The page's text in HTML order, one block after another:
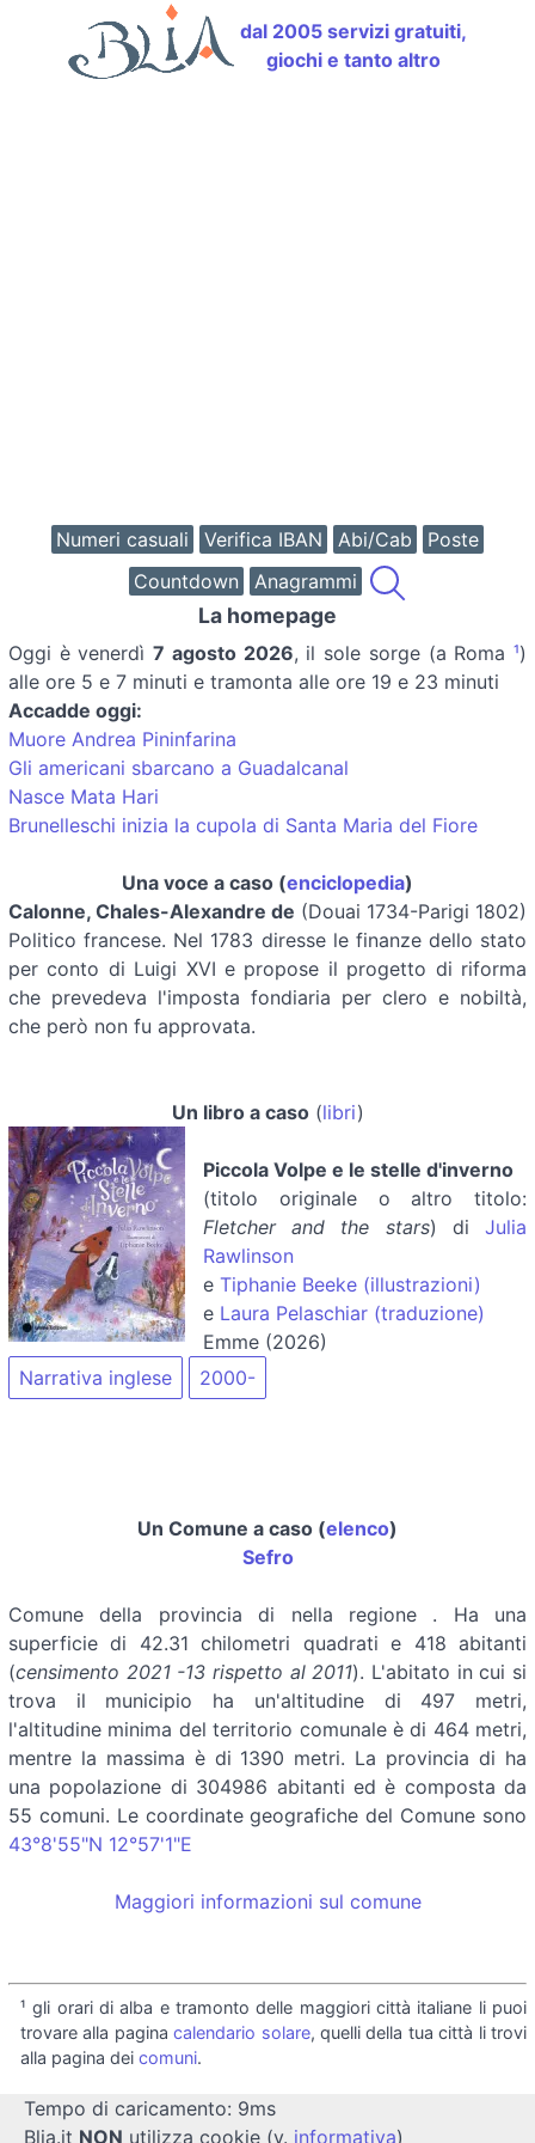
dal 2005 servizi gratuiti,
giochi e tanto altro
Numeri casuali Verifica IBAN Abi/Cab
Poste
Countdown
Anagrammi
La homepage
Oggi èvenerdì7 agosto 2026, il sole sorge (a Roma¹)
alle ore 5 e 7 minuti e tramonta alle ore 19 e 23 minuti
Accadde oggi:
Muore Andrea Pininfarina
Gli americani sbarcano a Guadalcanal
Nasce Mata Hari
Brunelleschi inizia la cupola di Santa Maria del Fiore
Una voce a caso (enciclopedia)
Calonne, Chales-Alexandre de (Douai 1734-Parigi 1802)
Politico francese. Nel 1783 diresse le finanze dello stato
per conto di Luigi XVI e propose il progetto di riforma
che prevedeva l'imposta fondiaria per clero e nobiltà,
che però non fu approvata.
Un libro a caso(libri)
Piccola Volpe e le stelle d'inverno
(titolo originale o altro titolo:
Fletcher and the stars) diJulia
Rawlinson
e Tiphanie Beeke (illustrazioni)
e Laura Pelaschiar (traduzione)
Emme (2026)
Narrativa inglese
2000-
Un Comune a caso (elenco)
Sefro
Comune della provincia di nella regione . Ha una
superficie di 42.31 chilometri quadrati e 418 abitanti
(censimento 2021 -13 rispetto al 2011). L'abitato in cui si
trova il municipio ha un'altitudine di 497 metri,
l'altitudine minima del territorio comunale è di 464 metri,
mentre la massima è di 1390 metri. La provincia di ha
una popolazione di 304986 abitanti ed è composta da
55 comuni. Le coordinate geografiche del Comune sono
43°8'55"N 12°57'1"E
Maggiori informazioni sul comune
¹ gli orari di alba e tramonto delle maggiori città italiane li puoi
trovare alla paginacalendario solare, quelli della tua città li trovi
alla pagina dei comuni.
Tempo di caricamento: 9ms
Blia.it NON utilizza cookie (v. informativa)